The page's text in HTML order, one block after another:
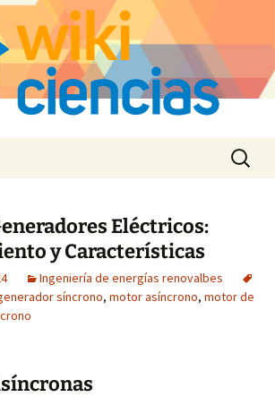
Buscar:
Eléctricos:
y Características
Ingeniería de energías renovalbes
síncrono, motor asíncrono, motor de